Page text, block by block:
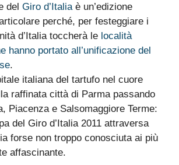
del Giro d’Italiaè un’edizione
perché, per festeggiare i
d’Italia toccherà le località
hanno portato all’unificazione del
.
italiana del tartufo nel cuore
raffinata città di Parma passando
Piacenza e Salsomaggiore Terme:
del Giro d’Italia 2011 attraversa
forse non troppo conosciuta ai più
affascinante.